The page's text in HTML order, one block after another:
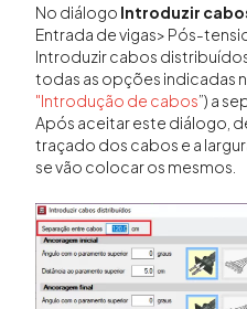
No diálogo Introduzir
Entrada de vigas> Pós-
Introduzir cabos
todas as opções indicadas
"Introdução de cabos”) a
Após aceitar este diálogo,
traçado dos cabos e a
se vão colocar os mesmos.